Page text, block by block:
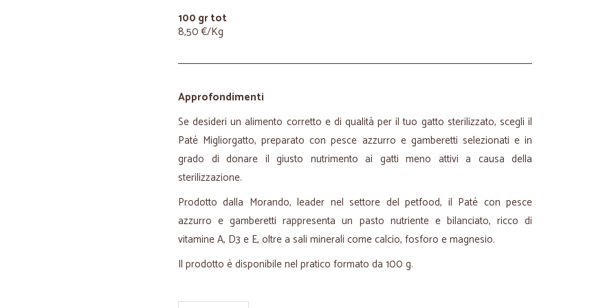
100 gr tot
8,50 €/Kg
Approfondimenti
Se desideri un alimento corretto e di qualità per il tuo gatto sterilizzato, scegli il
Paté Migliorgatto, preparato con pesce azzurro e gamberetti selezionati e in
grado di donare il giusto nutrimento ai gatti meno attivi a causa della
sterilizzazione.
Prodotto dalla Morando, leader nel settore del petfood, il Paté con pesce
azzurro e gamberetti rappresenta un pasto nutriente e bilanciato, ricco di
vitamine A, D3 e E, oltre a sali minerali come calcio, fosforo e magnesio.
Il prodotto è disponibile nel pratico formato da 100 g.